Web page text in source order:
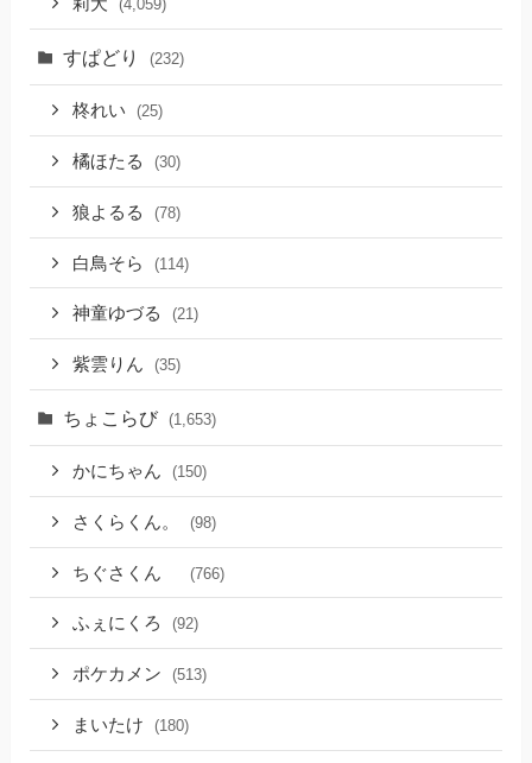
莉犬 (4,059)
すぱどり (232)
柊れい (25)
橘ほたる (30)
狼よるる (78)
白鳥そら (114)
神童ゆづる (21)
紫雲りん (35)
ちょこらび (1,653)
かにちゃん (150)
さくらくん。 (98)
ちぐさくん (766)
ふぇにくろ (92)
ポケカメン (513)
まいたけ (180)